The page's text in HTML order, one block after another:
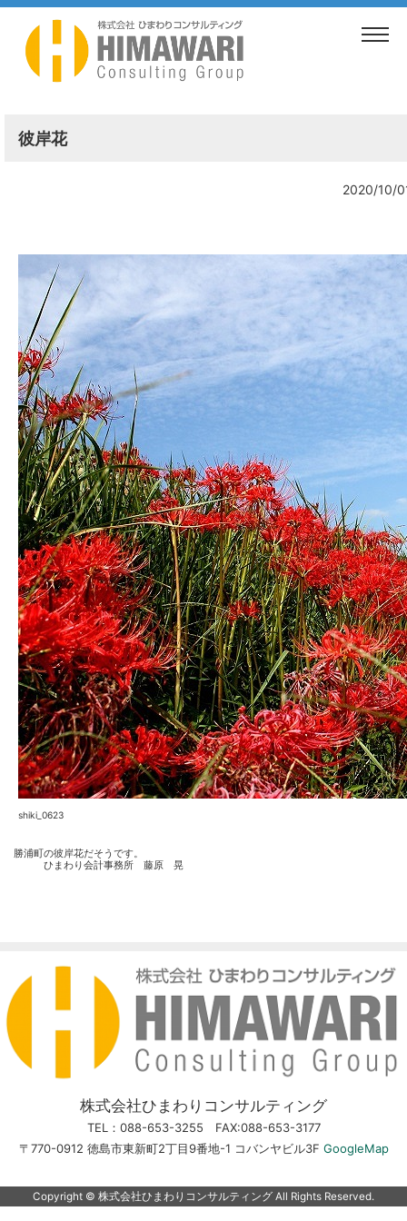
> ブログ 彼岸花
彼岸花
2020/10/
shiki_0623
勝浦町の彼岸花だそうです。
ひまわり会計事務所 藤原 晃
株式会社ひまわりコンサルティング
TEL：088-653-3255 FAX:088-653-3177
〒770-0912 徳島市東新町2丁目9番地-1 コバンヤビル3F GoogleMap
Copyright ©︎ 株式会社ひまわりコンサルティング All Rights Reserved.